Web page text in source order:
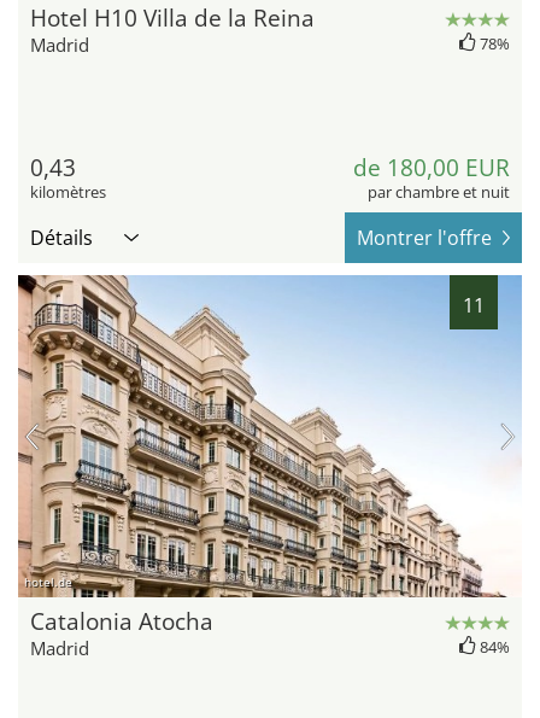
Hotel H10 Villa de la Reina
Madrid 78%
0,43
kilomètres
de 180,00 EUR
par chambre et nuit
Détails Montrer l'offre
11
hotel.de
Catalonia Atocha
Madrid 84%